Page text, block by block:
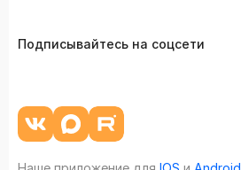
Подписывайтесь на соцсети